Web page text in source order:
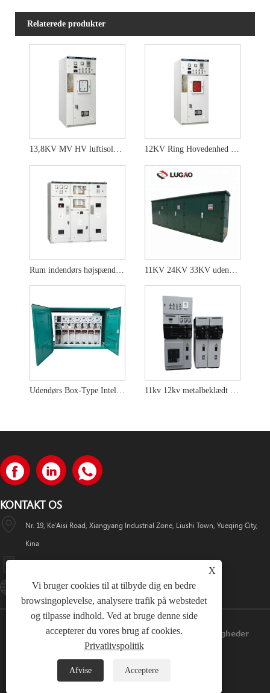
Relaterede produkter
13,8KV MV HV luftisoleret koblingsudstyr 12KV Ring Hovedenhed Switchgear Panel
Udendørs Box-Type Intelligent Intelligent Switchgear 11kv 12kv metalbeklædt lukket indendørs luftisolering Koblingsring Hovedenhed Rmu Sm6
KONTAKT OS
Nr. 19, Ke'Aisi Road, Xiangyang Industrial Zone, Liushi Town, Yueqing City,
Kina
Lugaoteam@lugaoelectric.com
Copyright © 2023 Lugao Power Co.,Ltd. Alle Rettigheder
Forbeholdes.
Links Sitemap RSS XML Privatlivspolitik
X
Vi bruger cookies til at tilbyde dig en bedre
browsingoplevelse, analysere trafik på webstedet
og tilpasse indhold. Ved at bruge denne side
accepterer du vores brug af cookies.
Privatlivspolitik
Afvise Acceptere